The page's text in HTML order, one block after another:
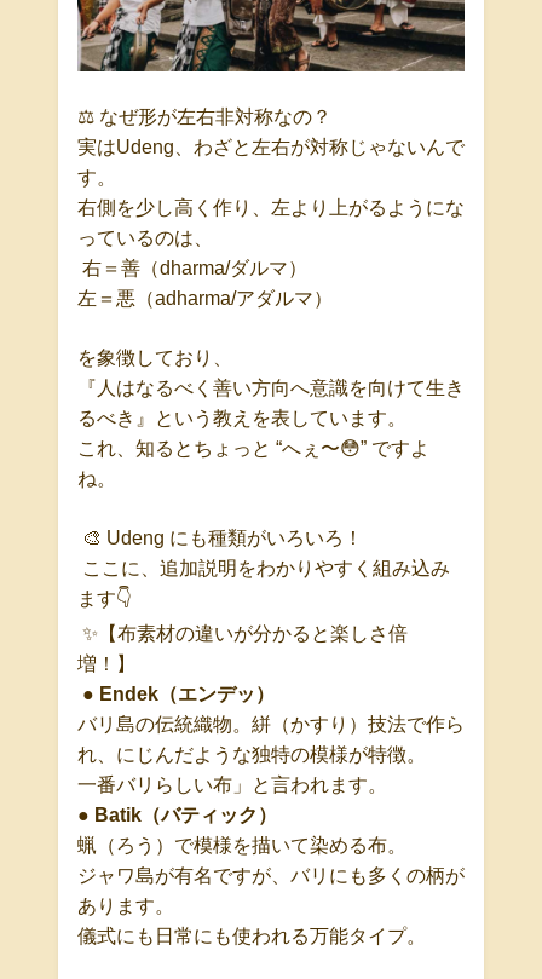
⚖ なぜ形が左右非対称なの？
実はUdeng わざと左右が対称じゃないんで
す。
右側を少し高く作り、左より上がるようにな
っているのは、
右＝善（dharma/ダルマ）
左＝悪（adharma/アダルマ）
を象徴しており、
『人はなるべく善い方向へ意識を向けて生き
るべき』
という教えを表しています。
これ、知るとちょっと “へぇ〜😳” ですよ
ね。
🎨 Udeng にも種類がいろいろ！
ここに、追加説明をわかりやすく組み込み
ます👇
✨ 【布素材の違いが分かると楽しさ倍
増！】
● Endek （エンデッ）
バリ島の伝統織物。絣（かすり）技法で作ら
れ、 にじんだような独特の模様が特徴。
一番バリらしい布」
と言われます。
● Batik （バティック）
蝋（ろう）で模様を描いて染める布。
ジャワ島が有名ですが、バリにも多くの柄が
あります。
儀式にも日常にも使われる万能タイプ。